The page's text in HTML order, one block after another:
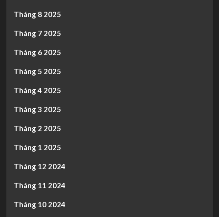
Tháng 8 2025
Tháng 7 2025
Tháng 6 2025
Tháng 5 2025
Tháng 4 2025
Tháng 3 2025
Tháng 2 2025
Tháng 1 2025
Tháng 12 2024
Tháng 11 2024
Tháng 10 2024